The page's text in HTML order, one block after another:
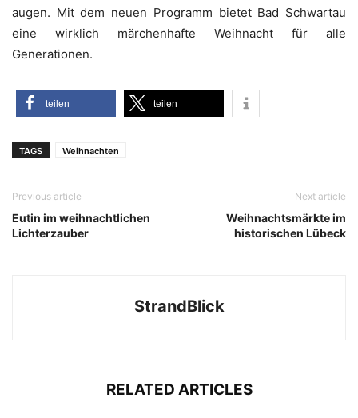
au­gen. Mit dem neu­en Pro­gramm bie­tet Bad Schwar­tau
eine wirk­lich mär­chen­haf­te Weih­nacht für alle
Generationen.
tei­len tei­len
TAGS Weihnachten
Previous article
Eutin im weihnachtlichen
Lichterzauber
Next article
Weihnachtsmärkte im
historischen Lübeck
StrandBlick
RELATED ARTICLES